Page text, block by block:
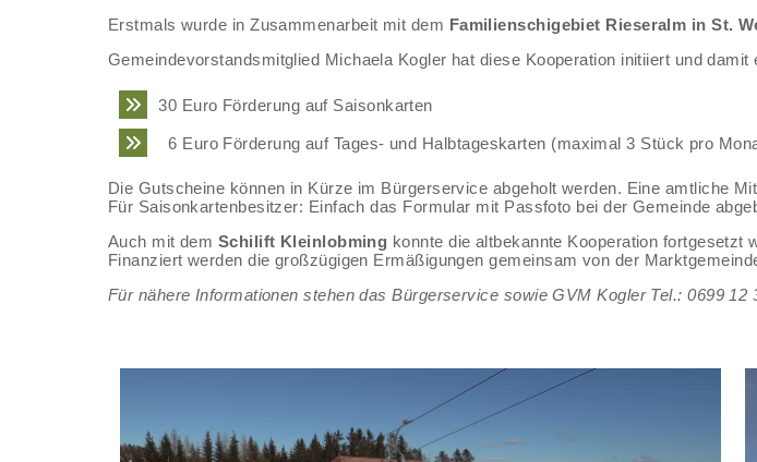
Erstmals wurde in Zusammenarbeit mit dem Familienschigebiet Rieseralm in St.
Gemeindevorstandsmitglied Michaela Kogler hat diese Kooperation initiiert und
30 Euro Förderung auf Saisonkarten
6 Euro Förderung auf Tages- und Halbtageskarten (maximal 3 Stück pro
Die Gutscheine können in Kürze im Bürgerservice abgeholt werden. Eine amtliche
Für Saisonkartenbesitzer: Einfach das Formular mit Passfoto bei der Gemeinde
Auch mit dem Schilift Kleinlobming konnte die altbekannte Kooperation fortgesetzt
Finanziert werden die großzügigen Ermäßigungen gemeinsam von der
Für nähere Informationen stehen das Bürgerservice sowie GVM Kogler Tel.: 0699 12